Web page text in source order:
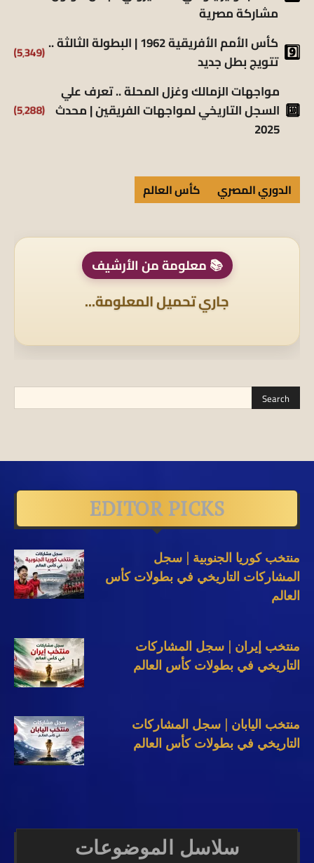
مشاركة مصرية
كأس الأمم الأفريقية 1962 | البطولة الثالثة ..
تتويج بطل جديد
(5٬349)
مواجهات الزمالك وغزل المحلة .. تعرف علي
السجل التاريخي لمواجهات الفريقين | محدث
2025
(5٬288)
الدوري المصري كأس العالم
📚 معلومة من الأرشيف
جاري تحميل المعلومة...
EDITOR PICKS
منتخب كوريا الجنوبية | سجل
المشاركات التاريخي في بطولات كأس
العالم
منتخب إيران | سجل المشاركات
التاريخي في بطولات كأس العالم
منتخب اليابان | سجل المشاركات
التاريخي في بطولات كأس العالم
سلاسل الموضوعات